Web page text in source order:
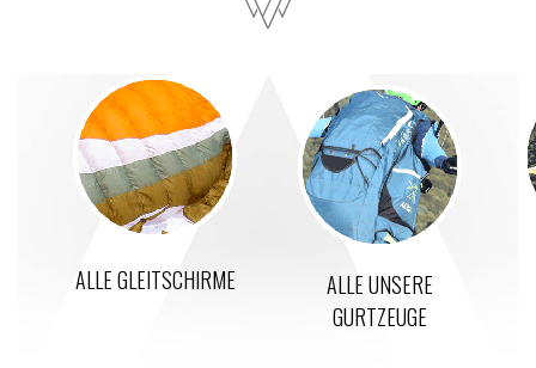
ALLE GLEITSCHIRME
ALLE UNSERE
GURTZEUGE